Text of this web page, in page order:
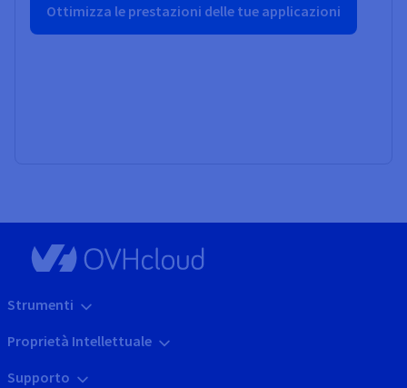
Ottimizza le prestazioni delle tue applicazioni
Strumenti
Proprietà Intellettuale
Supporto